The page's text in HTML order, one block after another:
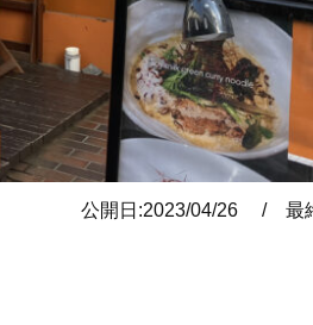
公開日:2023/04/26 / 最